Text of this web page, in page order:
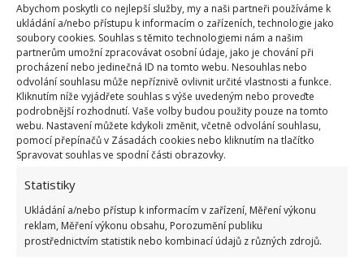
Abychom poskytli co nejlepší služby, my a naši partneři používáme k
ukládání a/nebo přístupu k informacím o zařízeních, technologie jako
soubory cookies. Souhlas s těmito technologiemi nám a našim
partnerům umožní zpracovávat osobní údaje, jako je chování při
procházení nebo jedinečná ID na tomto webu. Nesouhlas nebo
odvolání souhlasu může nepříznivě ovlivnit určité vlastnosti a funkce.
Kliknutím níže vyjádřete souhlas s výše uvedeným nebo proveďte
podrobnější rozhodnutí. Vaše volby budou použity pouze na tomto
webu. Nastavení můžete kdykoli změnit, včetně odvolání souhlasu,
pomocí přepínačů v Zásadách cookies nebo kliknutím na tlačítko
Spravovat souhlas ve spodní části obrazovky.
Statistiky
Ukládání a/nebo přístup k informacím v zařízení, Měření výkonu
reklam, Měření výkonu obsahu, Porozumění publiku
prostřednictvím statistik nebo kombinací údajů z různých zdrojů.
Fotografie: Freepik